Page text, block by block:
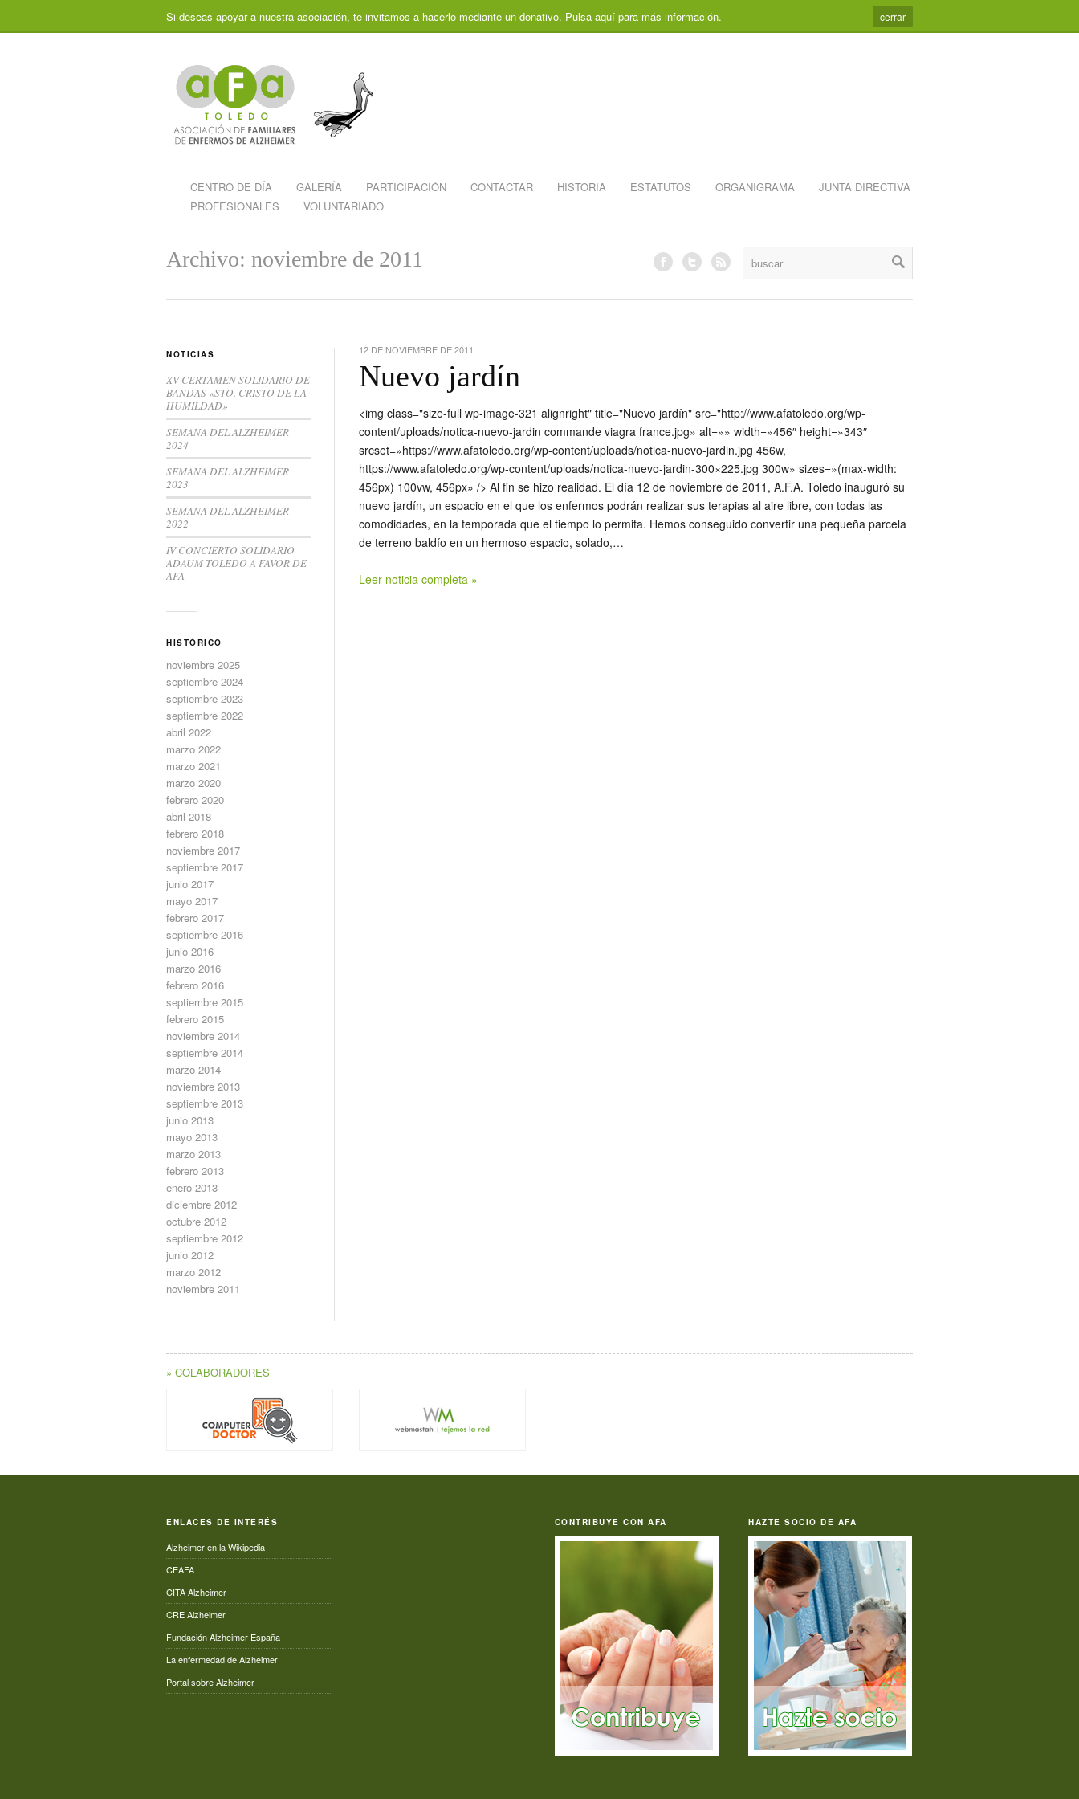
Si deseas apoyar a nuestra asociación, te invitamos a hacerlo mediante un donativo. Pulsa aquí para más información. cerrar
CENTRO DE DÍA GALERÍA PARTICIPACIÓN CONTACTAR HISTORIA ESTATUTOS ORGANIGRAMA
JUNTA DIRECTIVA
PROFESIONALES
VOLUNTARIADO
Archivo: noviembre de 2011
Nuevo jardín
12 DE NOVIEMBRE DE 2011
<img class="size-full wp-image-321 alignright" title="Nuevo jardín" src="http://www.afatoledo.org/wp-
content/uploads/notica-nuevo-jardin commande viagra france.jpg» alt=»» width=»456″ height=»343″
srcset=»https://www.afatoledo.org/wp-content/uploads/notica-nuevo-jardin.jpg 456w,
https://www.afatoledo.org/wp-content/uploads/notica-nuevo-jardin-300×225.jpg 300w» sizes=»(max-width:
456px) 100vw, 456px» /> Al fin se hizo realidad. El día 12 de noviembre de 2011, A.F.A. Toledo inauguró su
nuevo jardín, un espacio en el que los enfermos podrán realizar sus terapias al aire libre, con todas las
comodidades, en la temporada que el tiempo lo permita. Hemos conseguido convertir una pequeña parcela
de terreno baldío en un hermoso espacio, solado,…
Leer noticia completa »
NOTICIAS
XV CERTAMEN SOLIDARIO DE
BANDAS «STO. CRISTO DE LA
HUMILDAD»
SEMANA DEL ALZHEIMER
2024
SEMANA DEL ALZHEIMER
2023
SEMANA DEL ALZHEIMER
2022
IV CONCIERTO SOLIDARIO
ADAUM TOLEDO A FAVOR DE
AFA
HISTÓRICO
noviembre 2025
septiembre 2024
septiembre 2023
septiembre 2022
abril 2022
marzo 2022
marzo 2021
marzo 2020
febrero 2020
abril 2018
febrero 2018
noviembre 2017
septiembre 2017
junio 2017
mayo 2017
febrero 2017
septiembre 2016
junio 2016
marzo 2016
febrero 2016
septiembre 2015
febrero 2015
noviembre 2014
septiembre 2014
marzo 2014
noviembre 2013
septiembre 2013
junio 2013
mayo 2013
marzo 2013
febrero 2013
enero 2013
diciembre 2012
octubre 2012
septiembre 2012
junio 2012
marzo 2012
noviembre 2011
» COLABORADORES
ENLACES DE INTERÉS
Alzheimer en la Wikipedia
CEAFA
CITA Alzheimer
CRE Alzheimer
Fundación Alzheimer España
La enfermedad de Alzheimer
Portal sobre Alzheimer
CONTRIBUYE CON AFA HAZTE SOCIO DE AFA